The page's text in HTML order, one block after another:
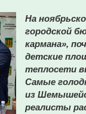
На
городской
кармана»,
детские
теплосети
Самые
из
реалисты